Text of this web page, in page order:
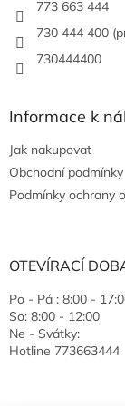
773 663 444
730 444 400
730444400
Informace k
Jak nakupovat
Obchodní podmínky
Podmínky ochrany
OTEVÍRACÍ
Po - Pá : 8:00 -
So: 8:00 - 12:00
Ne - Svátky:
Hotline 773663444